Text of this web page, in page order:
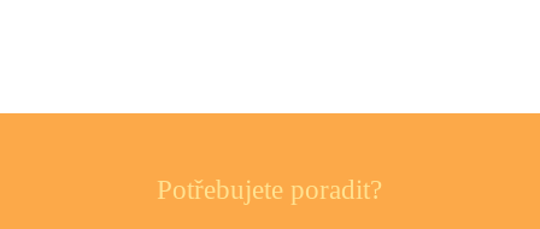
Potřebujete poradit?